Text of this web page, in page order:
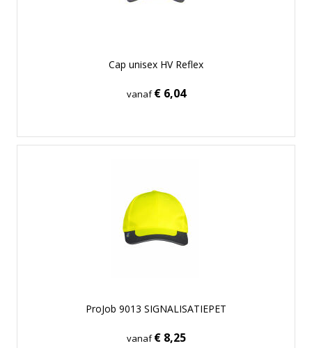
Cap unisex HV Reflex
vanaf€ 6,04
ProJob 9013 SIGNALISATIEPET
vanaf€ 8,25